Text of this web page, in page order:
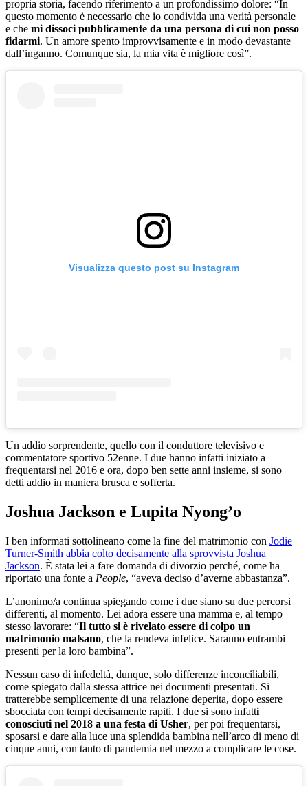
propria storia, facendo riferimento a un profondissimo dolore: “In
questo momento è necessario che io condivida una verità personale
e che mi dissoci pubblicamente da una persona di cui non posso
fidarmi. Un amore spento improvvisamente e in modo devastante
dall’inganno. Comunque sia, la mia vita è migliore così”.
Visualizza questo post su Instagram
Un addio sorprendente, quello con il conduttore televisivo e
commentatore sportivo 52enne. I due hanno infatti iniziato a
frequentarsi nel 2016 e ora, dopo ben sette anni insieme, si sono
detti addio in maniera brusca e sofferta.
Joshua Jackson e Lupita Nyong’o
I ben informati sottolineano come la fine del matrimonio con Jodie
Turner-Smith abbia colto decisamente alla sprovvista Joshua
Jackson. È stata lei a fare domanda di divorzio perché, come ha
riportato una fonte a People, “aveva deciso d’averne abbastanza”.
L’anonimo/a continua spiegando come i due siano su due percorsi
differenti, al momento. Lei adora essere una mamma e, al tempo
stesso lavorare: “Il tutto si è rivelato essere di colpo un
matrimonio malsano, che la rendeva infelice. Saranno entrambi
presenti per la loro bambina”.
Nessun caso di infedeltà, dunque, solo differenze inconciliabili,
come spiegato dalla stessa attrice nei documenti presentati. Si
tratterebbe semplicemente di una relazione deperita, dopo essere
sbocciata con tempi decisamente rapiti. I due si sono infatti
conosciuti nel 2018 a una festa di Usher, per poi frequentarsi,
sposarsi e dare alla luce una splendida bambina nell’arco di meno di
cinque anni, con tanto di pandemia nel mezzo a complicare le cose.